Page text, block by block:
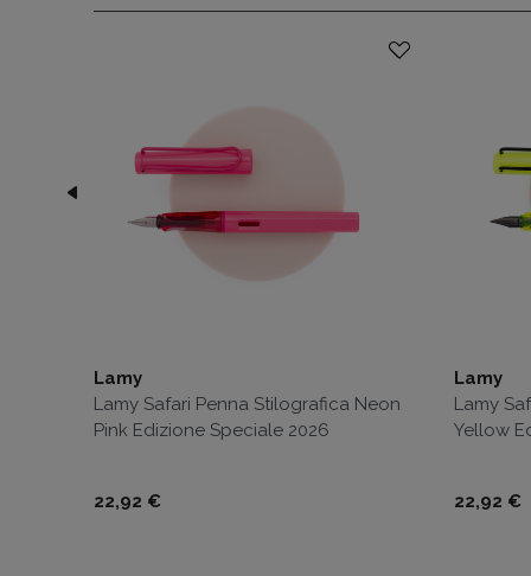
Lamy
Lamy Safari Penna Stilografica Neon
Pink Edizione Speciale 2026
Prezzo
22,92 €
Lamy
Lamy
Yellow
Prezzo
22,92 €